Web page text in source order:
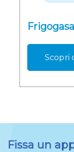
Scopri
Fissa un